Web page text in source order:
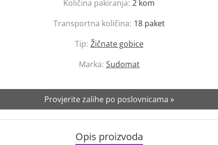
Količina pakiranja: 2 kom
Transportna količina: 18 paket
Tip: Žičnate gobice
Marka: Sudomat
Provjerite zalihe po poslovnicama »
Opis proizvoda